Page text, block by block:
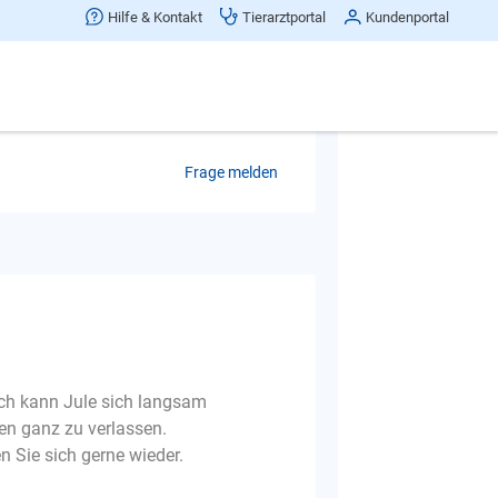
Hilfe & Kontakt Tierarztportal Kundenportal
Frage melden
kann Jule sich langsam
ganz zu verlassen.
Sie sich gerne wieder.